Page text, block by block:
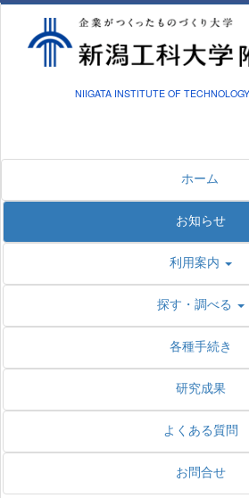
NIIGATA INSTITUTE OF TECHNOLOGY
ホーム
お知らせ
利用案内
探す・調べる
各種手続き
研究成果
よくある質問
お問合せ